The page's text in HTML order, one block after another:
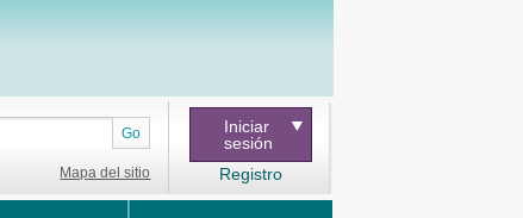
Go
Mapa del sitio
Iniciar
sesión
Registro